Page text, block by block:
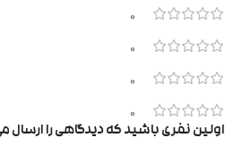
0
0
0
0
اولین نفری باشید که دیدگاهی را ارسال